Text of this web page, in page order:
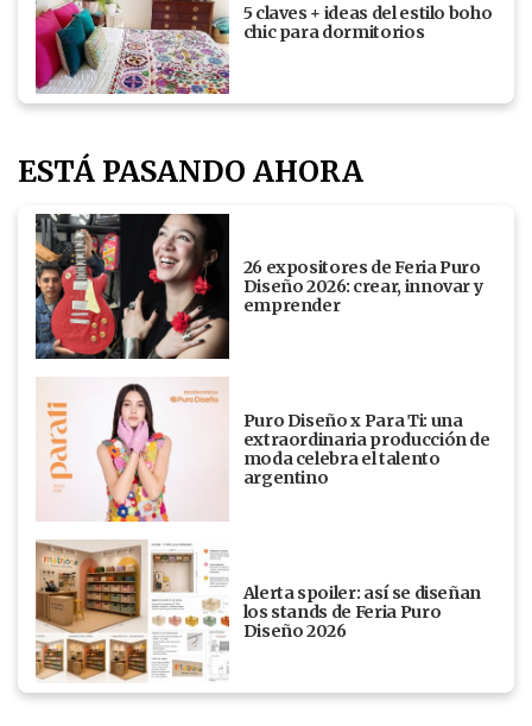
5 claves + ideas del estilo boho
chic para dormitorios
ESTÁ PASANDO AHORA
26 expositores de Feria Puro
Diseño 2026: crear, innovar y
emprender
Puro Diseño x Para Ti: una
extraordinaria producción de
moda celebra el talento
argentino
Alerta spoiler: así se diseñan
los stands de Feria Puro
Diseño 2026